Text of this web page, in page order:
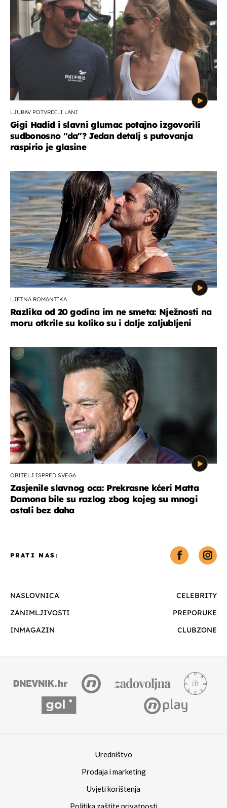
LJUBAV POTVRDILI LANI
Gigi Hadid i slavni glumac potajno izgovorili
sudbonosno "da"? Jedan detalj s putovanja
raspirio je glasine
LJETNA ROMANTIKA
Razlika od 20 godina im ne smeta: Nježnosti na
moru otkrile su koliko su i dalje zaljubljeni
OBITELJ ISPRED SVEGA
Zasjenile slavnog oca: Prekrasne kćeri Matta
Damona bile su razlog zbog kojeg su mnogi
ostali bez daha
NASLOVNICA
CELEBRITY
ZANIMLJIVOSTI
PREPORUKE
INMAGAZIN
CLUBZONE
PRATI NAS:
Uredništvo
Prodaja i marketing
Uvjeti korištenja